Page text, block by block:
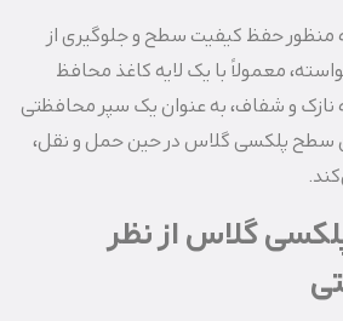
حفظ کیفیت سطح و جلوگیری از
معمولاً با یک لایه کاغذ محافظ
نازک و شفاف، به عنوان یک سپر محافظتی
سطح پلکسی گلاس در حین حمل و نقل،
گلاس از نظر